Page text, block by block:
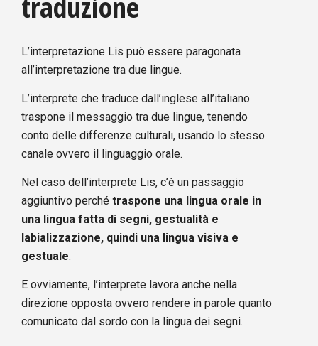
L’interpretazione Lis può essere paragonata
all’interpretazione tra due lingue.
L’interprete che traduce dall’inglese all’italiano
traspone il messaggio tra due lingue, tenendo
conto delle differenze culturali, usando lo stesso
canale ovvero il linguaggio orale.
Nel caso dell’interprete Lis, c’è un passaggio
aggiuntivo perché traspone una lingua orale in
una lingua fatta di segni, gestualità e
labializzazione, quindi una lingua visiva e
gestuale.
E ovviamente, l’interprete lavora anche nella
direzione opposta ovvero rendere in parole quanto
comunicato dal sordo con la lingua dei segni.